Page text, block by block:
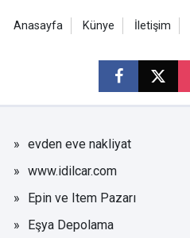
Anasayfa Künye İletişim
evden eve nakliyat
www.idilcar.com
Epin ve Item Pazarı
Eşya Depolama